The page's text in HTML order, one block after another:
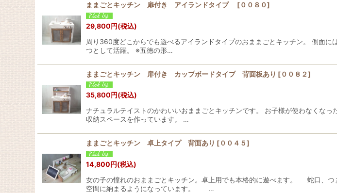
ままごとキッチン 扉付き アイランドタイプ [００８０]
29,800円(税込)
周り360度どこからでも遊べるアイランドタイプのおままごとキッチン。 側面
つとして活躍。 ※五徳の形…
ままごとキッチン 扉付き カップボードタイプ 背面板あり [００８２]
35,800円(税込)
ナチュラルテイストのかわいいおままごとキッチンです。 お子様が使わなくな
収納スペースを作っています。 …
ままごとキッチン 卓上タイプ 背面あり [００４５]
14,800円(税込)
女の子の憧れのおままごとキッチン。卓上用でも本格的に遊べます。 蛇口、
空間に納まるようになっています。 …